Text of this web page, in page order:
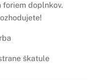
foriem doplnkov.
škatule